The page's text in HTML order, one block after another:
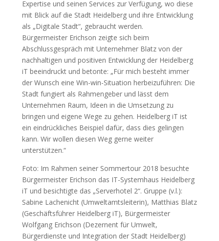
Expertise und seinen Services zur Verfügung, wo diese
mit Blick auf die Stadt Heidelberg und ihre Entwicklung
als „Digitale Stadt“, gebraucht werden.
Bürgermeister Erichson zeigte sich beim
Abschlussgespräch mit Unternehmer Blatz von der
nachhaltigen und positiven Entwicklung der Heidelberg
iT beeindruckt und betonte: „Für mich besteht immer
der Wunsch eine Win-win-Situation herbeizuführen: Die
Stadt fungiert als Rahmengeber und lässt dem
Unternehmen Raum, Ideen in die Umsetzung zu
bringen und eigene Wege zu gehen. Heidelberg iT ist
ein eindrückliches Beispiel dafür, dass dies gelingen
kann. Wir wollen diesen Weg gerne weiter
unterstützen.“
Foto: Im Rahmen seiner Sommertour 2018 besuchte
Bürgermeister Erichson das IT-Systemhaus Heidelberg
iT und besichtigte das „Serverhotel 2“. Gruppe (v.l.):
Sabine Lachenicht (Umweltamtsleiterin), Matthias Blatz
(Geschäftsführer Heidelberg iT), Bürgermeister
Wolfgang Erichson (Dezernent für Umwelt,
Bürgerdienste und Integration der Stadt Heidelberg)